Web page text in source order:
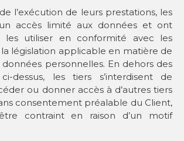
l’exécution de leurs prestations, les
accès limité aux données et ont
les utiliser en conformité avec les
législation applicable en matière de
personnelles. En dehors des
dessus, les tiers s’interdisent de
ou donner accès à d’autres tiers
consentement préalable du Client,
contraint en raison d’un motif